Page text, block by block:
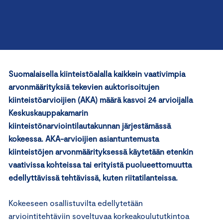
Suomalaisella kiinteistöalalla kaikkein vaativimpia
arvonmäärityksiä tekevien auktorisoitujen
kiinteistöarvioijien (AKA) määrä kasvoi 24 arvioijalla
Keskuskauppakamarin
kiinteistönarviointilautakunnan järjestämässä
kokeessa. AKA-arvioijien asiantuntemusta
kiinteistöjen arvonmäärityksessä käytetään etenkin
vaativissa kohteissa tai erityistä puolueettomuutta
edellyttävissä tehtävissä, kuten riitatilanteissa.
Kokeeseen osallistuvilta edellytetään
arviointitehtäviin soveltuvaa korkeakoulututkintoa